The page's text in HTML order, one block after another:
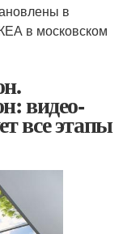
в
в московском
видео-
все этапы